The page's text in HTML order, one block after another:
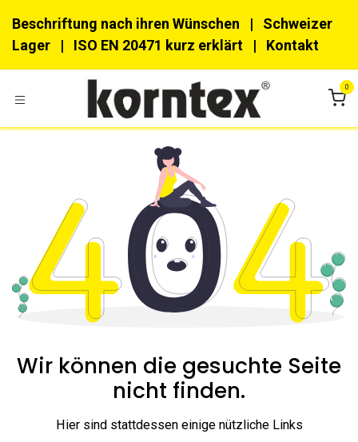
Beschriftung nach ihren Wünschen | Schweizer
Lager | ISO EN 20471 kurz erklärt | Kon​​takt
0
Wir können die gesuchte Seite
nicht finden.
Hier sind stattdessen einige nützliche Links